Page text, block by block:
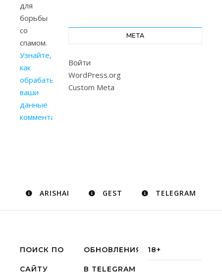
для
борьбы
со
спамом.
Узнайте,
как
обрабатываются
ваши
данные
комментариев
МЕТА
Войти
WordPress.org
Custom Meta
ARISHAI GEST TELEGRAM
ПОИСК ПО
САЙТУ
ОБНОВЛЕНИЯ
В TELEGRAM
18+